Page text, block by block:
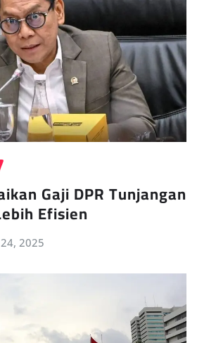
Gaji DPR Tunjangan
Efisien
2025